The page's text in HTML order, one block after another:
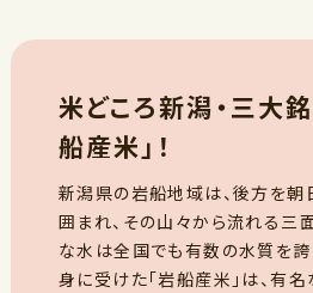
米どころ新潟・三大
船産米」！
新潟県の岩船地域は、後方を
囲まれ、その山々から流れる三
な水は全国でも有数の水質を誇
身に受けた「岩船産米」は、有